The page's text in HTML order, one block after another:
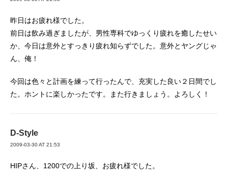
昨日はお疲れ様でした。
前日は飲み過ぎましたが、男性専科でゆっくり疲れを癒したせい
か、今日は意外とすっきり疲れ知らずでした。意外とヤングじゃ
ん、俺！
今回は色々と計画を練って行ったんで、充実した良い２日間でし
た。ホントに楽しかったです。また行きましょう。よろしく！
D-Style
2009-03-30 AT 21:53
HIPさん、1200での上り坂、お疲れ様でした。